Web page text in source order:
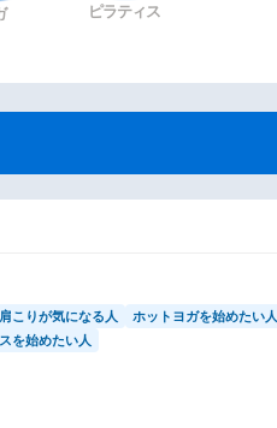
ピラティス
こりが気になる人
ホットヨガを始めたい人
を始めたい人